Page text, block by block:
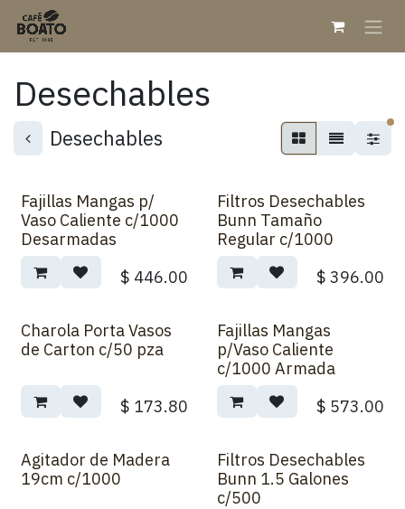
Skip to Content
Desechables
Desechables
Fajillas Mangas p/
Vaso Caliente c/1000
Desarmadas
$ 446.00
Filtros Desechables
Bunn Tamaño
Regular c/1000
$ 396.00
Charola Porta Vasos
de Carton c/50 pza
$ 173.80
Fajillas Mangas
p/Vaso Caliente
c/1000 Armada
$ 573.00
Agitador de Madera
19cm c/1000
Filtros Desechables
Bunn 1.5 Galones
c/500